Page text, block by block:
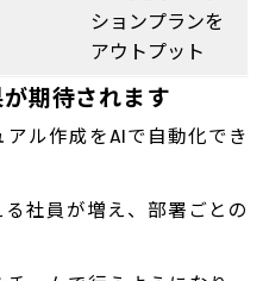
ションプランを
アウトプット
期待されます
ル作成をAIで自動化でき
る社員が増え、部署ごとの